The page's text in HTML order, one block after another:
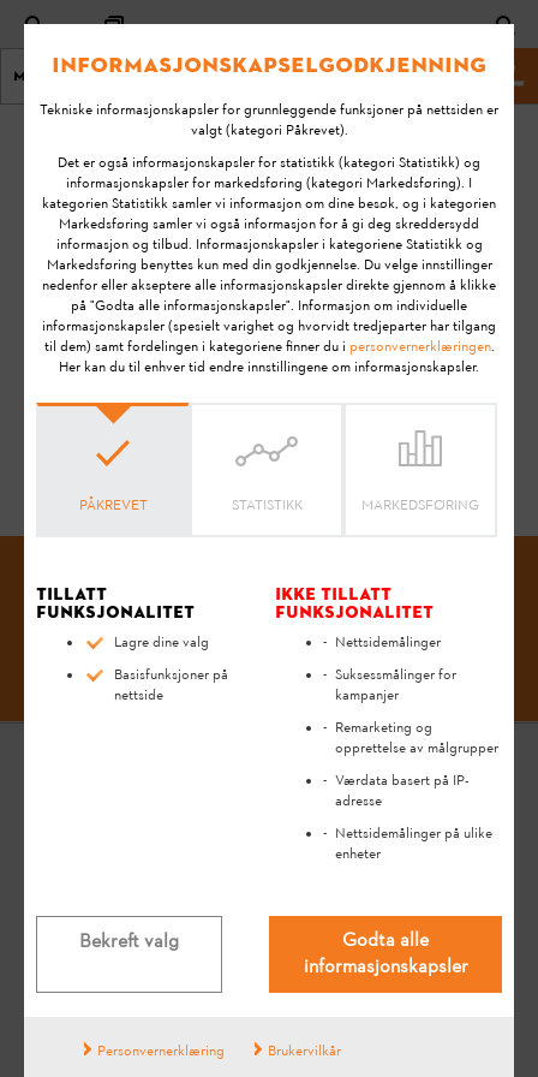
Meny STIHL Nettsted
KA-01012
Ingen artikkel funnet!
Merk:Lesbruksanvisningennøye før du klargjør STIHL-
produktet for bruk, tar det i bruk, rengjør det, transporterer
utbedrer eventuelle feil eller avhender det. Bruksanvisningen
inneholder sikkerhetsinstruksjoner og hjelper deg å bruke
STIHL-produktet ditt på en sikker og miljøvennlig måte over
#STIHL
GENERELL INFORMASJON
Presse
INFORMASJON FOR LEVERANDØRER
HAR DU SPØRSMÅL?
Informasjonskapselgodkjenning
Tekniske informasjonskapsler for grunnleggende funksjoner på nettsiden er
valgt (kategori Påkrevet).
Det er også informasjonskapsler for statistikk (kategori Statistikk) og
informasjonskapsler for markedsføring (kategori Markedsføring). I
kategorien Statistikk samler vi informasjon om dine besøk, og i kategorien
Markedsføring samler vi også informasjon for å gi deg skreddersydd
informasjon og tilbud. Informasjonskapsler i kategoriene Statistikk og
Markedsføring benyttes kun med din godkjennelse. Du velge innstillinger
nedenfor eller akseptere alle informasjonskapsler direkte gjennom å klikke
på "Godta alle informasjonskapsler". Informasjon om individuelle
informasjonskapsler (spesielt varighet og hvorvidt tredjeparter har tilgang
til dem) samt fordelingen i kategoriene finner du i personvernerklæringen.
Her kan du til enhver tid endre innstillingene om informasjonskapsler.
PÅKREVET STATISTIKK MARKEDSFØRING
Tillatt
funksjonalitet
Lagre dine valg
Basisfunksjoner på
nettside
Ikke tillatt
funksjonalitet
Nettsidemålinger
Suksessmålinger for
kampanjer
Remarketing og
opprettelse av målgrupper
Værdata basert på IP-
adresse
Nettsidemålinger på ulike
enheter
Bekreft valg
Godta alle
informasjonskapsler
Personvernerklæring Brukervilkår